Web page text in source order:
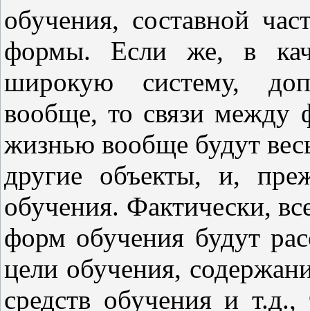
обучения, составной
формы. Если же, в
широкую систему,
вообще, то связи между
жизнью вообще будут
другие объекты, и,
обучения. Фактически,
форм обучения будут
цели обучения,
средств обучения и